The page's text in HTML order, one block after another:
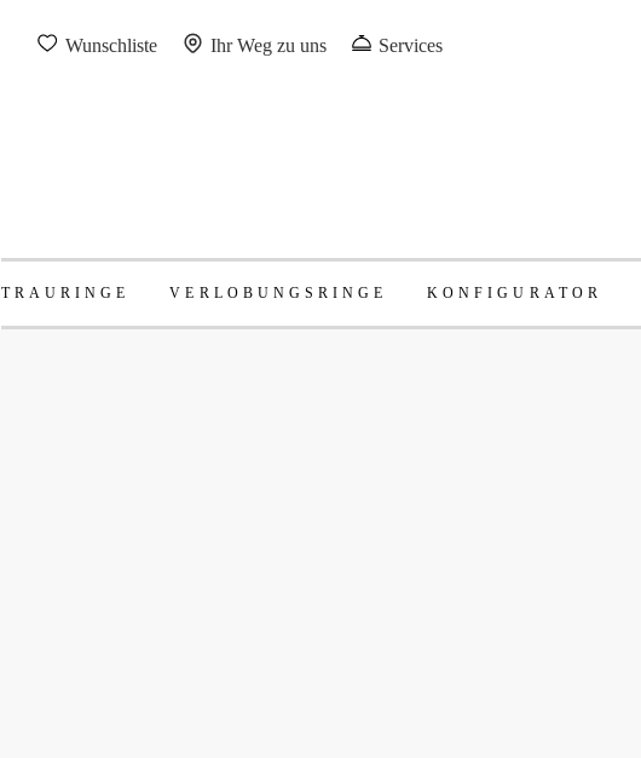
Wunschliste Ihr Weg zu uns Services
TRAURINGE VERLOBUNGSRINGE KONFIGURATOR